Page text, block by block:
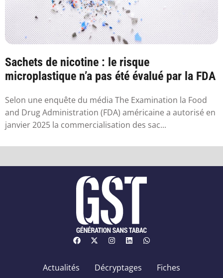
Sachets de nicotine : le risque
microplastique n’a pas été évalué par la FDA
Selon une enquête du média The Examination la Food
and Drug Administration (FDA) américaine a autorisé en
janvier 2025 la commercialisation des sac...
Actualités Décryptages
Fiches